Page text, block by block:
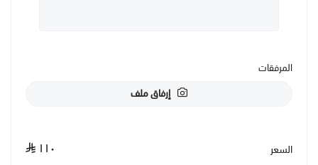
المرفقات
إرفاق ملف
السعر ١١٠